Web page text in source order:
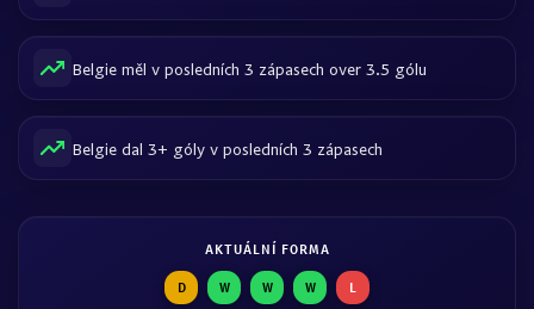
Belgie měl v posledních 3 zápasech over 3.5 gólu
Belgie dal 3+ góly v posledních 3 zápasech
AKTUÁLNÍ FORMA
D W W W L